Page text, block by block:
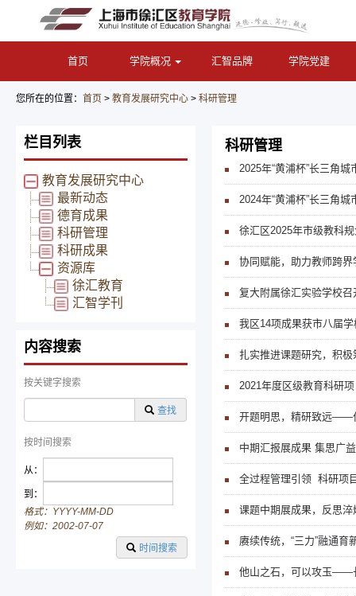
首页 学院概况 汇智品牌 学院党建
您所在的位置： 首页 > 教育发展研究中心 > 科研管理
栏目列表
教育发展研究中心
最新动态
德育成果
科研管理
科研成果
资源库
徐汇教育
汇智学刊
内容搜索
按关键字搜索
查找
按时间搜索
从：
到：
格式：YYYY-MM-DD
例如：2002-07-07
时间搜索
科研管理
2025年“黄浦杯”长三角
2024年“黄浦杯”长三角
徐汇区2025年市级教科
协同赋能，助力教师跨
复大附属徐汇实验学校
我区14项成果获市八届
扎实推进课题研究，积
2021年度区级教育科研
开题明思，精研致远——
中期汇报展成果 集思广
全过程管理引领 科研项
论证会顺利举行
课题中期展成果，反思
赓续传统，“三力”融通
论证研讨
他山之石，可以攻玉——